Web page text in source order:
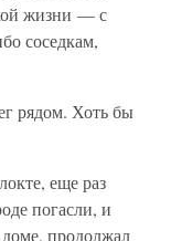
жизни — с
соседкам,
рядом. Хоть бы
еще раз
погасли, и
продолжал